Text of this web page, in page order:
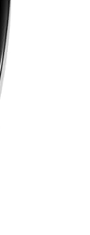
調和を
評価
リッ
響